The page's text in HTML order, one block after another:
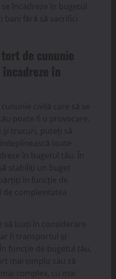
încadreze în bugetul
bani fără să sacrifici
de cununie
în
civilă care să se
poate fi o provocare.
și trucuri, puteți să
toate
în bugetul tău. În
stabiliți un buget
în funcție de
de complexitatea
să luați în considerare
fi transportul și
funcție de bugetul tău,
mai simplu sau să
complex, cu mai